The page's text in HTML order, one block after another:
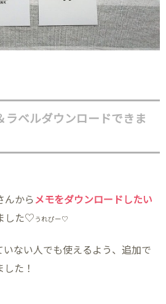
ラベルダウンロードできま
んから メモをダウンロードしたい
した♡ うれぴー♡
いない人でも使えるよう、追加で
た！